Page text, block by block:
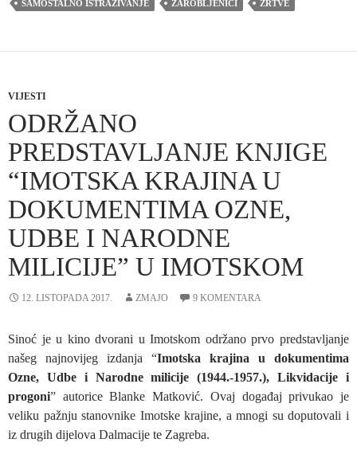
SAMOSTALNO ISTRAŽIVANJE
ZAROBLJENICI ŽRTVE
VIJESTI
ODRŽANO
PREDSTAVLJANJE KNJIGE
“IMOTSKA KRAJINA U
DOKUMENTIMA OZNE,
UDBE I NARODNE
MILICIJE” U IMOTSKOM
12. LISTOPADA 2017. ZMAJO 9 KOMENTARA
Sinoć je u kino dvorani u Imotskom održano prvo predstavljanje
našeg najnovijeg izdanja “Imotska krajina u dokumentima
Ozne, Udbe i Narodne milicije (1944.-1957.), Likvidacije i
progoni” autorice Blanke Matković. Ovaj događaj privukao je
veliku pažnju stanovnike Imotske krajine, a mnogi su doputovali i
iz drugih dijelova Dalmacije te Zagreba.